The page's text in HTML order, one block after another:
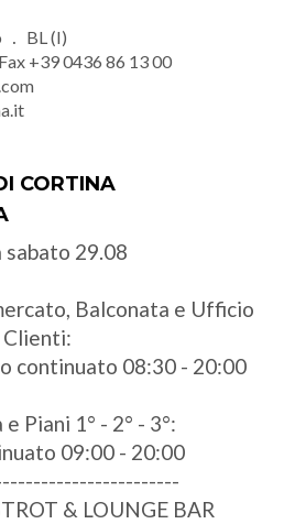
BL (I)
Fax +39 0436 86 13 00
CORTINA
sabato 29.08
Balconata e Ufficio
Clienti:
continuato 08:30 - 20:00
Piani 1° - 2° - 3°:
09:00 - 20:00
& LOUNGE BAR